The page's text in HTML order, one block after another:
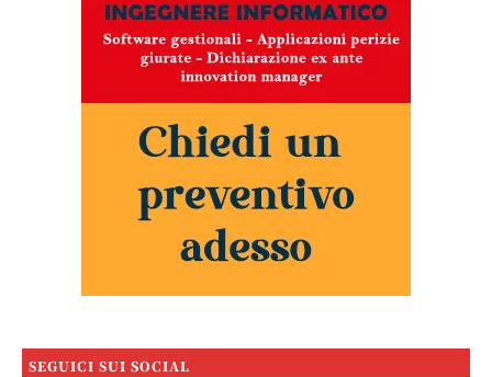
SEGUICI SUI SOCIAL